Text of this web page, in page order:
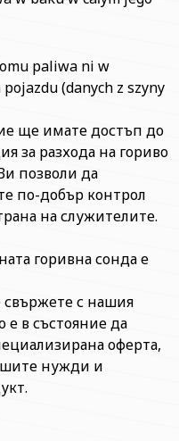
paliwa ni w
(danych z szyny
ще имате достъп до
за разхода на гориво
позволи да
по-добър контрол
на служителите.
горивна сонда е
свържете с нашия
е в състояние да
оферта,
нужди и